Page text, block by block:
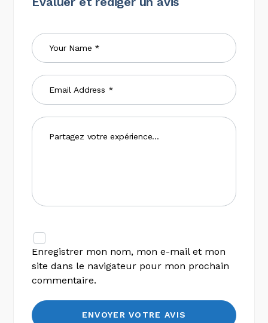
Enregistrer mon nom, mon e-mail et mon
site dans le navigateur pour mon prochain
commentaire.